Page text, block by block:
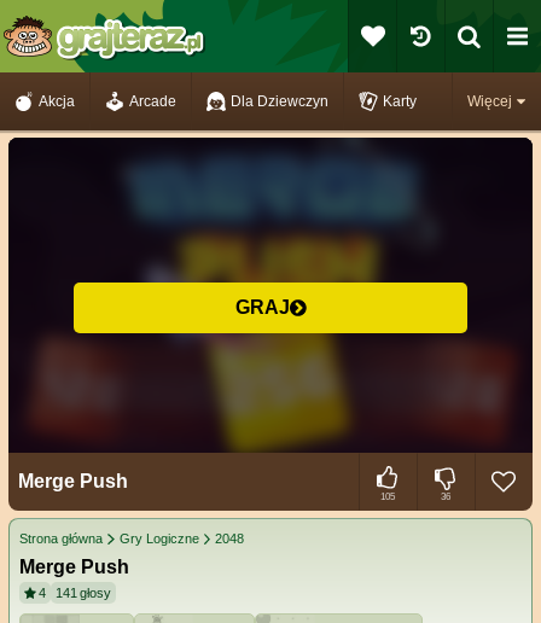
Więcej
Akcja Arcade Dla Dziewczyn Karty
GRAJ
Merge Push
105 36
Strona główna Gry Logiczne 2048
Merge Push
4 141głosy